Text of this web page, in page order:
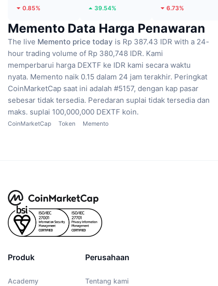
0.85% 39.54% 6.73%
Memento Data Harga Penawaran
The live Memento price today is Rp 387.43 IDR with a 24-
hour trading volume of Rp 380,748 IDR. Kami
memperbarui harga DEXTF ke IDR kami secara waktu
nyata. Memento naik 0.15 dalam 24 jam terakhir. Peringkat
CoinMarketCap saat ini adalah #5157, dengan kap pasar
sebesar tidak tersedia. Peredaran suplai tidak tersedia dan
maks. suplai 100,000,000 DEXTF koin.
CoinMarketCap Token Memento
Produk
Academy
Perusahaan
Tentang kami